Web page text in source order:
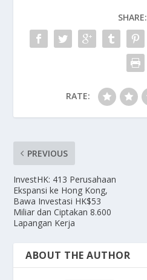
SHARE:
RATE:
PREVIOUS
InvestHK: 413 Perusahaan
Ekspansi ke Hong Kong,
Bawa Investasi HK$53
Miliar dan Ciptakan 8.600
Lapangan Kerja
ABOUT THE AUTHOR